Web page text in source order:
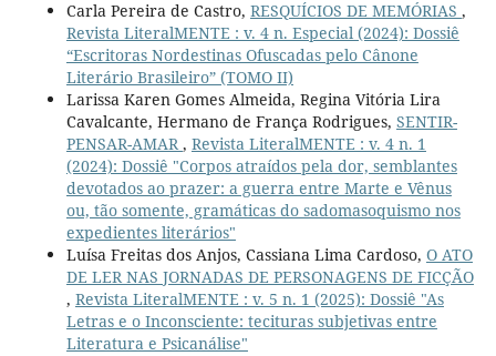
Carla Pereira de Castro, RESQUÍCIOS DE MEMÓRIAS ,
Revista LiteralMENTE : v. 4 n. Especial (2024): Dossiê
“Escritoras Nordestinas Ofuscadas pelo Cânone
Literário Brasileiro” (TOMO II)
Larissa Karen Gomes Almeida, Regina Vitória Lira
Cavalcante, Hermano de França Rodrigues, SENTIR-
PENSAR-AMAR, Revista LiteralMENTE : v. 4 n. 1
(2024): Dossiê "Corpos atraídos pela dor, semblantes
devotados ao prazer: a guerra entre Marte e Vênus
ou, tão somente, gramáticas do sadomasoquismo nos
expedientes literários"
Luísa Freitas dos Anjos, Cassiana Lima Cardoso, O ATO
DE LER NAS JORNADAS DE PERSONAGENS DE FICÇÃO
, Revista LiteralMENTE : v. 5 n. 1 (2025): Dossiê "As
Letras e o Inconsciente: tecituras subjetivas entre
Literatura e Psicanálise"